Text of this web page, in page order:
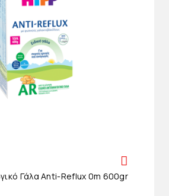
HIPP AR Αντιαναγωγικό Γάλα Anti-Reflux 0m 600gr